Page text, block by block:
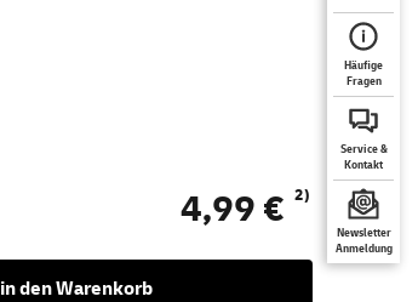
Häufige
Fragen
Service &
Kontakt
Newsletter
Anmeldung
4,99 € 2)
in den Warenkorb